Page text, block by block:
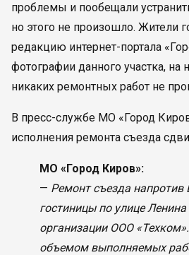
проблемы и пообещали
но этого не произошло. Жители
редакцию интернет-портала
фотографии данного участка, на
никаких ремонтных работ не
В пресс-службе МО «Город
исполнения ремонта съезда
МО «Город Киров»:
— Ремонт съезда напротив
гостиницы по улице
организации ООО
объемом выполняемых